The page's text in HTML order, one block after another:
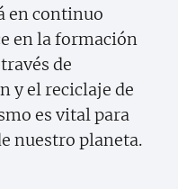
en continuo
en la formación
de
y el reciclaje de
es vital para
nuestro planeta.